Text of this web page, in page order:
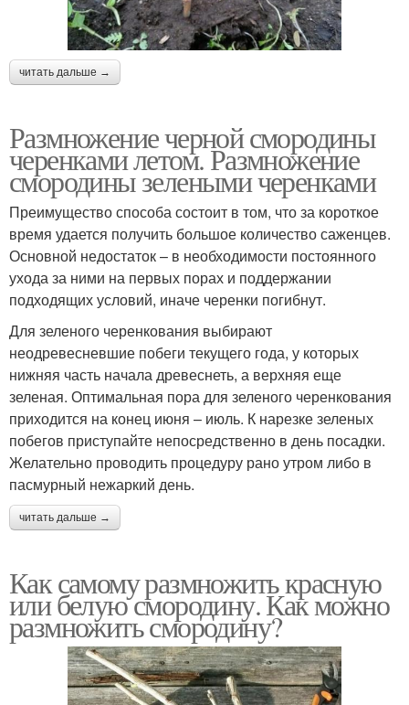
читать дальше →
Размножение черной смородины
черенками летом. Размножение
смородины зелеными черенками
Преимущество способа состоит в том, что за короткое
время удается получить большое количество саженцев.
Основной недостаток – в необходимости постоянного
ухода за ними на первых порах и поддержании
подходящих условий, иначе черенки погибнут.
Для зеленого черенкования выбирают
неодревесневшие побеги текущего года, у которых
нижняя часть начала древеснеть, а верхняя еще
зеленая. Оптимальная пора для зеленого черенкования
приходится на конец июня – июль. К нарезке зеленых
побегов приступайте непосредственно в день посадки.
Желательно проводить процедуру рано утром либо в
пасмурный нежаркий день.
читать дальше →
Как самому размножить красную
или белую смородину. Как можно
размножить смородину?